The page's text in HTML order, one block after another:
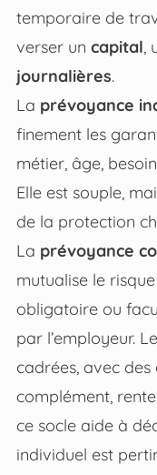
temporaire de
verser un capital
journalières.
La prévoyance
finement les
métier, âge,
Elle est souple,
de la protection
La prévoyance
mutualise le
obligatoire ou
par l’employeur.
cadrées, avec
complément,
ce socle aide à
individuel est